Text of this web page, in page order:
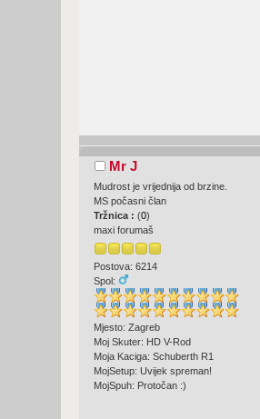
Mr J
Mudrost je vrijednija od brzine.
MS počasni član
Tržnica :(0)
maxi forumaš
Postova: 6214
Spol:
Mjesto: Zagreb
Moj Skuter: HD V-Rod
Moja Kaciga: Schuberth R1
MojSetup: Uvijek spreman!
MojSpuh: Protočan :)